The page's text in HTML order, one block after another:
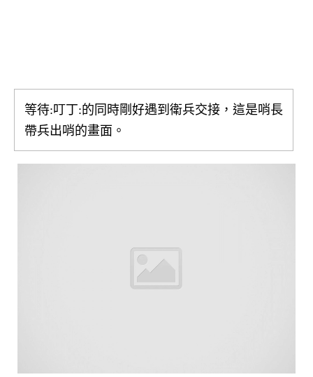
等待:叮丁:的同時剛好遇到衛兵交接，這是哨長
帶兵出哨的畫面。